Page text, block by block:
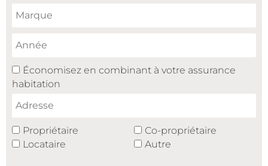
Économisez en combinant à votre assurance
habitation
Propriétaire
Co-propriétaire
Locataire
Autre